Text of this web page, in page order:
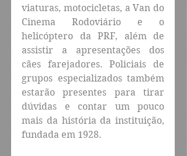
viaturas, motocicletas, a Van do
Cinema Rodoviário e o
helicóptero da PRF, além de
assistir a apresentações dos
cães farejadores. Policiais de
grupos especializados também
estarão presentes para tirar
dúvidas e contar um pouco
mais da história da instituição,
fundada em 1928.